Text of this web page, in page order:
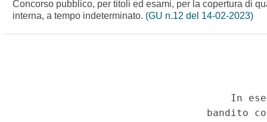
Concorso pubblico, per titoli ed esami, per la copertura di
interna, a tempo indeterminato. (GU n.12 del 14-02-2023)